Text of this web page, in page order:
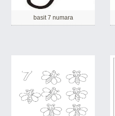
basit 7 numara